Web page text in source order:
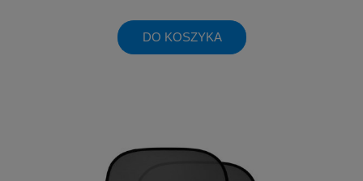
DO KOSZYKA